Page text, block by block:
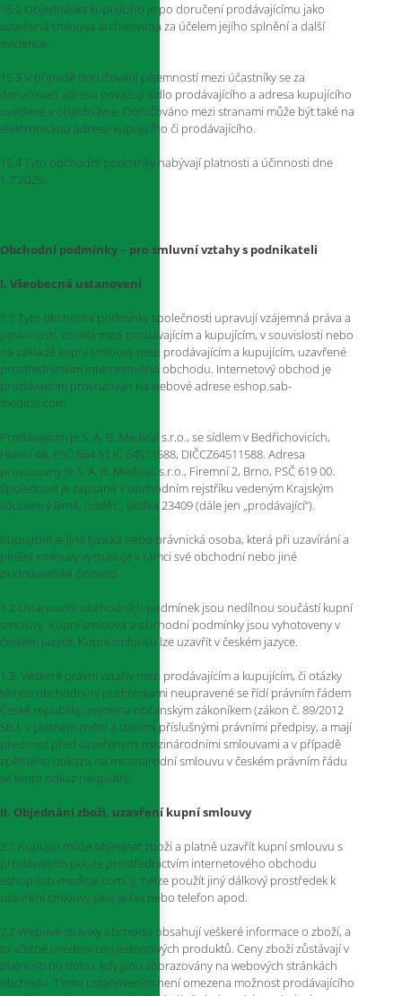
15.2 Objednávka kupujícího je po doručení prodávajícímu jako
uzavřená smlouva archivována za účelem jejího splnění a další
evidence.
15.3 V případě doručování písemností mezi účastníky se za
doručovací adresu považují sídlo prodávajícího a adresa kupujícího
uvedené v objednávce. Doručováno mezi stranami může být také na
elektronickou adresu kupujícího či prodávajícího.
15.4 Tyto obchodní podmínky nabývají platnosti a účinnosti dne
1.7.2025.
Obchodní podmínky – pro smluvní vztahy s podnikateli
I. Všeobecná ustanovení
1.1 Tyto obchodní podmínky společnosti upravují vzájemná práva a
povinnosti, vzniklá mezi prodávajícím a kupujícím, v souvislosti nebo
na základě kupní smlouvy mezi prodávajícím a kupujícím, uzavřené
prostřednictvím internetového obchodu. Internetový obchod je
prodávajícím provozován na webové adrese eshop.sab-
medical.com.
Prodávajícím je S. A. B. Medical s.r.o., se sídlem v Bedřichovicích,
Hlavní 48, PSČ 664 51 IČ 64511588, DIČCZ64511588. Adresa
provozovny je S. A. B. Medical, s.r.o., Firemní 2, Brno, PSČ 619 00.
Společnost je zapsaná v obchodním rejstříku vedeným Krajským
soudem v Brně, oddíl C, vložka 23409 (dále jen „prodávající“).
Kupujícím je jiná fyzická nebo právnická osoba, která při uzavírání a
plnění smlouvy vystupuje v rámci své obchodní nebo jiné
podnikatelské činnosti.
1.2 Ustanovení obchodních podmínek jsou nedílnou součástí kupní
smlouvy. Kupní smlouva a obchodní podmínky jsou vyhotoveny v
českém jazyce. Kupní smlouvu lze uzavřít v českém jazyce.
1.3. Veškeré právní vztahy mezi prodávajícím a kupujícím, či otázky
těmito obchodními podmínkami neupravené se řídí právním řádem
České republiky, zejména občanským zákoníkem (zákon č. 89/2012
Sb.), v platném znění a dalšími příslušnými právními předpisy, a mají
přednost před uzavřenými mezinárodními smlouvami a v případě
zpětného odkazu na mezinárodní smlouvu v českém právním řádu
se tento odkaz neuplatní.
II. Objednání zboží, uzavření kupní smlouvy
2.1 Kupující může objednat zboží a platně uzavřít kupní smlouvu s
prodávajícím pouze prostřednictvím internetového obchodu
eshop.sab-medical.com, tj. nelze použít jiný dálkový prostředek k
uzavření smlouvy jako je fax nebo telefon apod.
2.2 Webové stránky obchodu obsahují veškeré informace o zboží, a
to včetně uvedení cen jednotlivých produktů. Ceny zboží zůstávají v
platnosti po dobu, kdy jsou zobrazovány na webových stránkách
obchodu. Tímto ustanovením není omezena možnost prodávajícího